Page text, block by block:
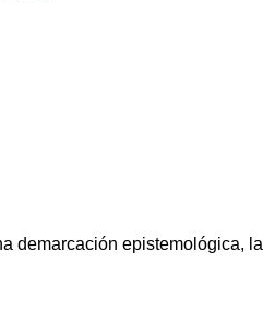
demarcación epistemológica,